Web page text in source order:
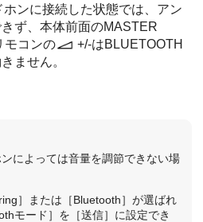
ンに接続した状態では、アン
ず、本体前面のMASTER
モコンの
+/-はBLUETOOTH
ません。
によっては音量を調節できない場
］または［Bluetooth］が選ばれ
モード ］を［送信］に設定でき